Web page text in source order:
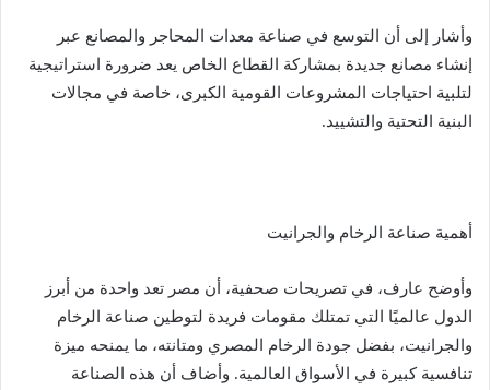
وأشار إلى أن التوسع في صناعة معدات المحاجر والمصانع عبر
إنشاء مصانع جديدة بمشاركة القطاع الخاص يعد ضرورة استراتيجية
لتلبية احتياجات المشروعات القومية الكبرى، خاصة في مجالات
البنية التحتية والتشييد.
أهمية صناعة الرخام والجرانيت
وأوضح عارف، في تصريحات صحفية، أن مصر تعد واحدة من أبرز
الدول عالميًا التي تمتلك مقومات فريدة لتوطين صناعة الرخام
والجرانيت، بفضل جودة الرخام المصري ومتانته، ما يمنحه ميزة
تنافسية كبيرة في الأسواق العالمية. وأضاف أن هذه الصناعة